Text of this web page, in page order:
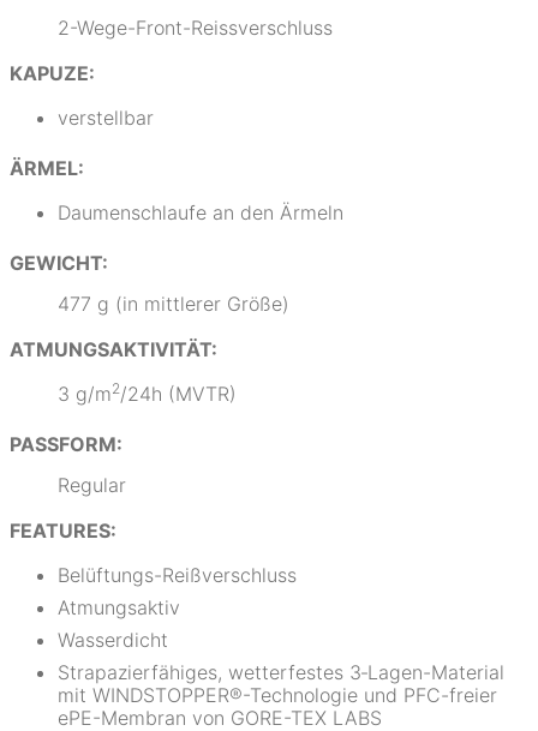
2-Wege-Front-Reissverschluss
KAPUZE:
verstellbar
ÄRMEL:
Daumenschlaufe an den Ärmeln
GEWICHT:
477 g (in mittlerer Größe)
ATMUNGSAKTIVITÄT:
3 g/m2/24h (MVTR)
PASSFORM:
Regular
FEATURES:
Belüftungs-Reißverschluss
Atmungsaktiv
Wasserdicht
Strapazierfähiges, wetterfestes 3‑Lagen-Material
mit WINDSTOPPER®-Technologie und PFC-freier
ePE-Membran von GORE-TEX LABS